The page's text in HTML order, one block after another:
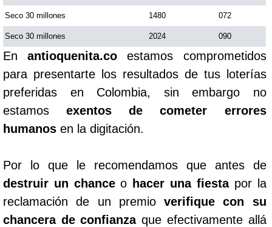
Seco 30 millones 1480 072
Seco 30 millones 2024 090
Enantioquenita.co estamos comprometidos
para presentarte los resultados de tus loterías
preferidas en Colombia, sin embargo no
estamosexentos de cometer errores
humanos en la digitación.
Por lo que le recomendamos que antes de
destruir un chanceo hacer una fiestapor la
reclamación de un premioverifique con su
chancera de confianzaque efectivamente allá